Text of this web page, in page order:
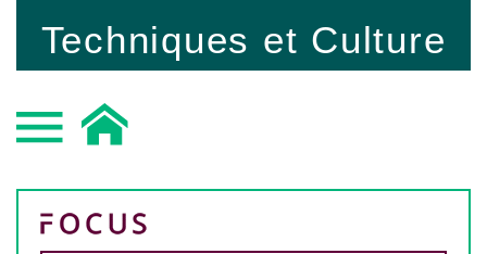
Techniques et Culture